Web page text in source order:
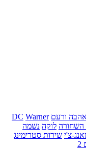
ורעם DC Warner
השחורה לוקה נשמה
צ'י שירות סטרימינג